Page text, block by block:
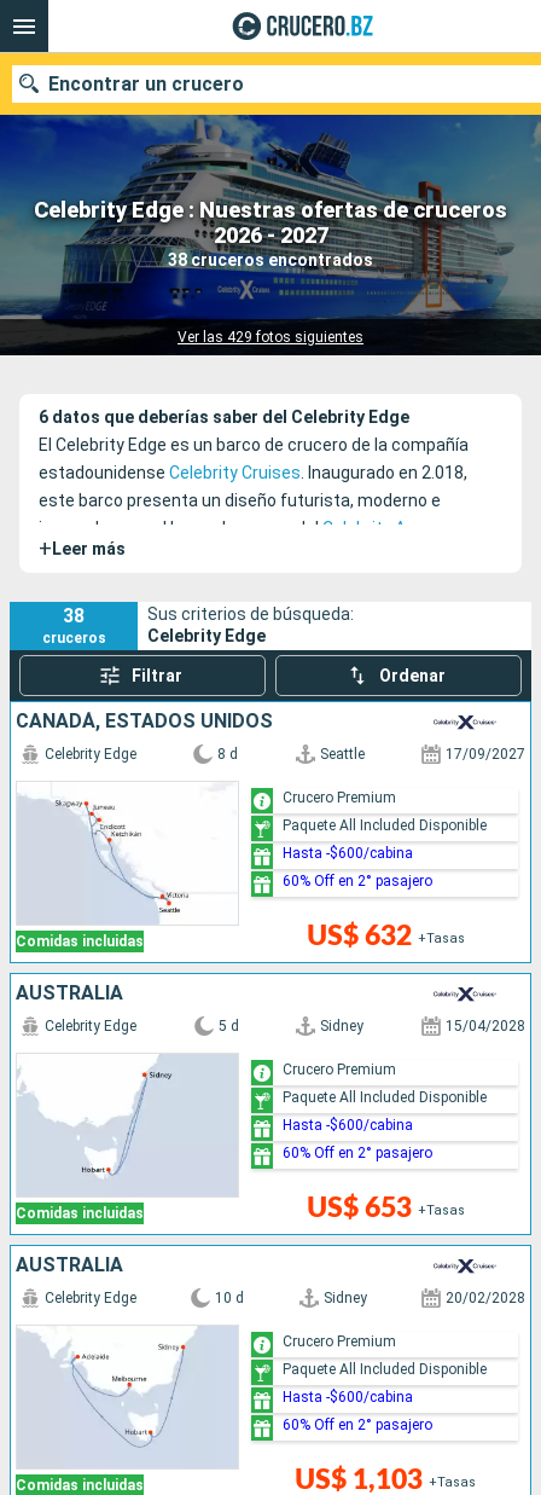
Celebrity Edge : Nuestras ofertas de cruceros
2026 - 2027
38 cruceros encontrados
Ver las 429 fotos siguientes
Encontrar un crucero
Nuestros destinos
Fecha de salida
Puertos
6 datos que deberías saber del Celebrity Edge
El Celebrity Edge es un barco de crucero de la compañía
estadounidense Celebrity Cruises. Inaugurado en 2.018,
este barco presenta un diseño futurista, moderno e
innovador y es el buque hermano del Celebrity Apex
+ Leer más
38
cruceros
Sus criterios de búsqueda:
Celebrity Edge
Filtrar Ordenar
CANADÁ, ESTADOS UNIDOS
Comidas incluidas
Celebrity Edge 8 d Seattle 17/09/2027
US$ 632 +Tasas
Crucero Premium
Paquete All Included Disponible
Hasta -$600/cabina
60% Off en 2° pasajero
AUSTRALIA
Comidas incluidas
Celebrity Edge 5 d Sidney 15/04/2028
US$ 653 +Tasas
Crucero Premium
Paquete All Included Disponible
Hasta -$600/cabina
60% Off en 2° pasajero
AUSTRALIA
Comidas incluidas
Celebrity Edge 10 d Sidney 20/02/2028
US$ 1,103 +Tasas
Crucero Premium
Paquete All Included Disponible
Hasta -$600/cabina
60% Off en 2° pasajero